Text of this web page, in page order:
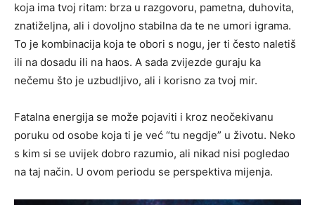
koja ima tvoj ritam: brza u razgovoru, pametna, duhovita,
znatiželjna, ali i dovoljno stabilna da te ne umori igrama.
To je kombinacija koja te obori s nogu, jer ti često naletiš
ili na dosadu ili na haos. A sada zvijezde guraju ka
nečemu što je uzbudljivo, ali i korisno za tvoj mir.
Fatalna energija se može pojaviti i kroz neočekivanu
poruku od osobe koja ti je već “tu negdje” u životu. Neko
s kim si se uvijek dobro razumio, ali nikad nisi pogledao
na taj način. U ovom periodu se perspektiva mijenja.